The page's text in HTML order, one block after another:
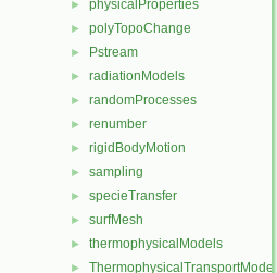
► physicalProperties
► polyTopoChange
► Pstream
► radiationModels
► randomProcesses
► renumber
► rigidBodyMotion
► sampling
► specieTransfer
► surfMesh
► thermophysicalModels
► ThermophysicalTransportModels